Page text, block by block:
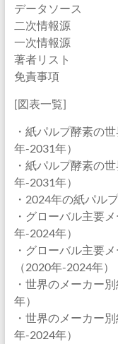
データソース
二次情報源
一次情報源
著者リスト
免責事項
[図表一覧]
・紙パルプ酵素の
年-2031年）
・紙パルプ酵素の
年-2031年）
・2024年の紙パル
・グローバル主要
年-2024年）
・グローバル主要
（2020年-2024年）
・世界のメーカー
年）
・世界のメーカー
年-2024年）